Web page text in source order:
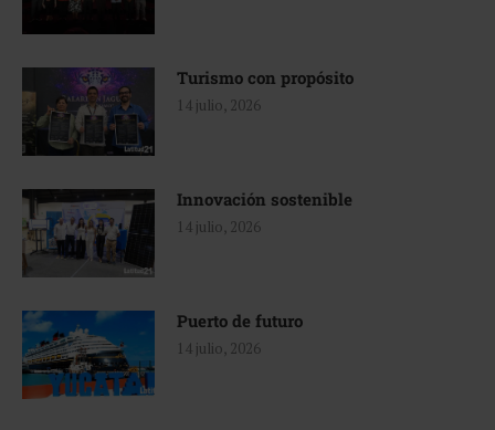
Turismo con propósito
14 julio, 2026
Innovación sostenible
14 julio, 2026
Puerto de futuro
14 julio, 2026